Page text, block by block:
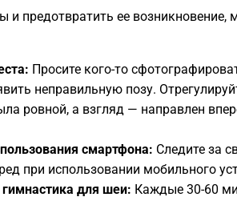
и предотвратить ее
Просите кого-то
неправильную позу.
ровной, а взгляд — направлен
смартфона: Следите за
при использовании мобильного
для шеи: Каждые 30-60